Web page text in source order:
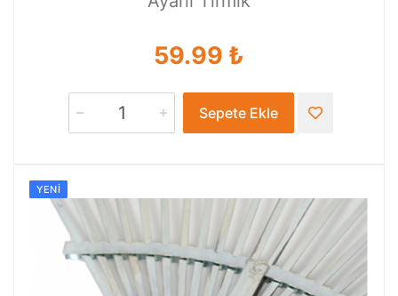
59.99 ₺
Sepete Ekle
YENI